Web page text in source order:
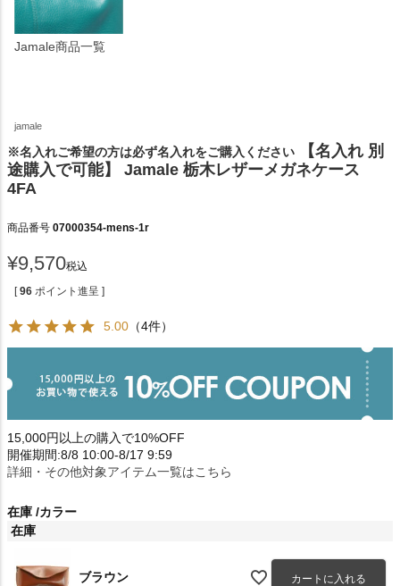
Jamale商品一覧
jamale
※名入れご希望の方は必ず名入れをご購入ください
【名入れ 別
途購入で可能】 Jamale 栃木レザーメガネケース
4FA
商品番号 07000354-mens-1r
¥9,570税込
[ 96 ポイント進呈 ]
5.00 （4件）
15,000円以上の購入で10%OFF
開催期間:8/8 10:00-8/17 9:59
詳細・その他対象アイテム一覧はこちら
在庫 カラー
在庫
ブラウン カートに入れる